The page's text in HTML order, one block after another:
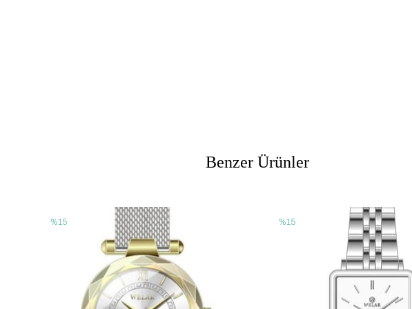
Benzer Ürünler
%15 %15